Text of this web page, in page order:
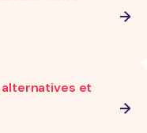
alternatives et